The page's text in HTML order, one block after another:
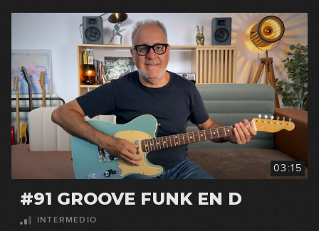
03:15
#91 GROOVE FUNK EN D
INTERMEDIO